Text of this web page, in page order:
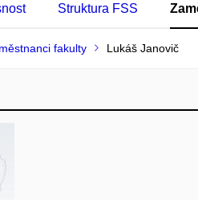
Struktura FSS
fakulty Lukáš Janovič